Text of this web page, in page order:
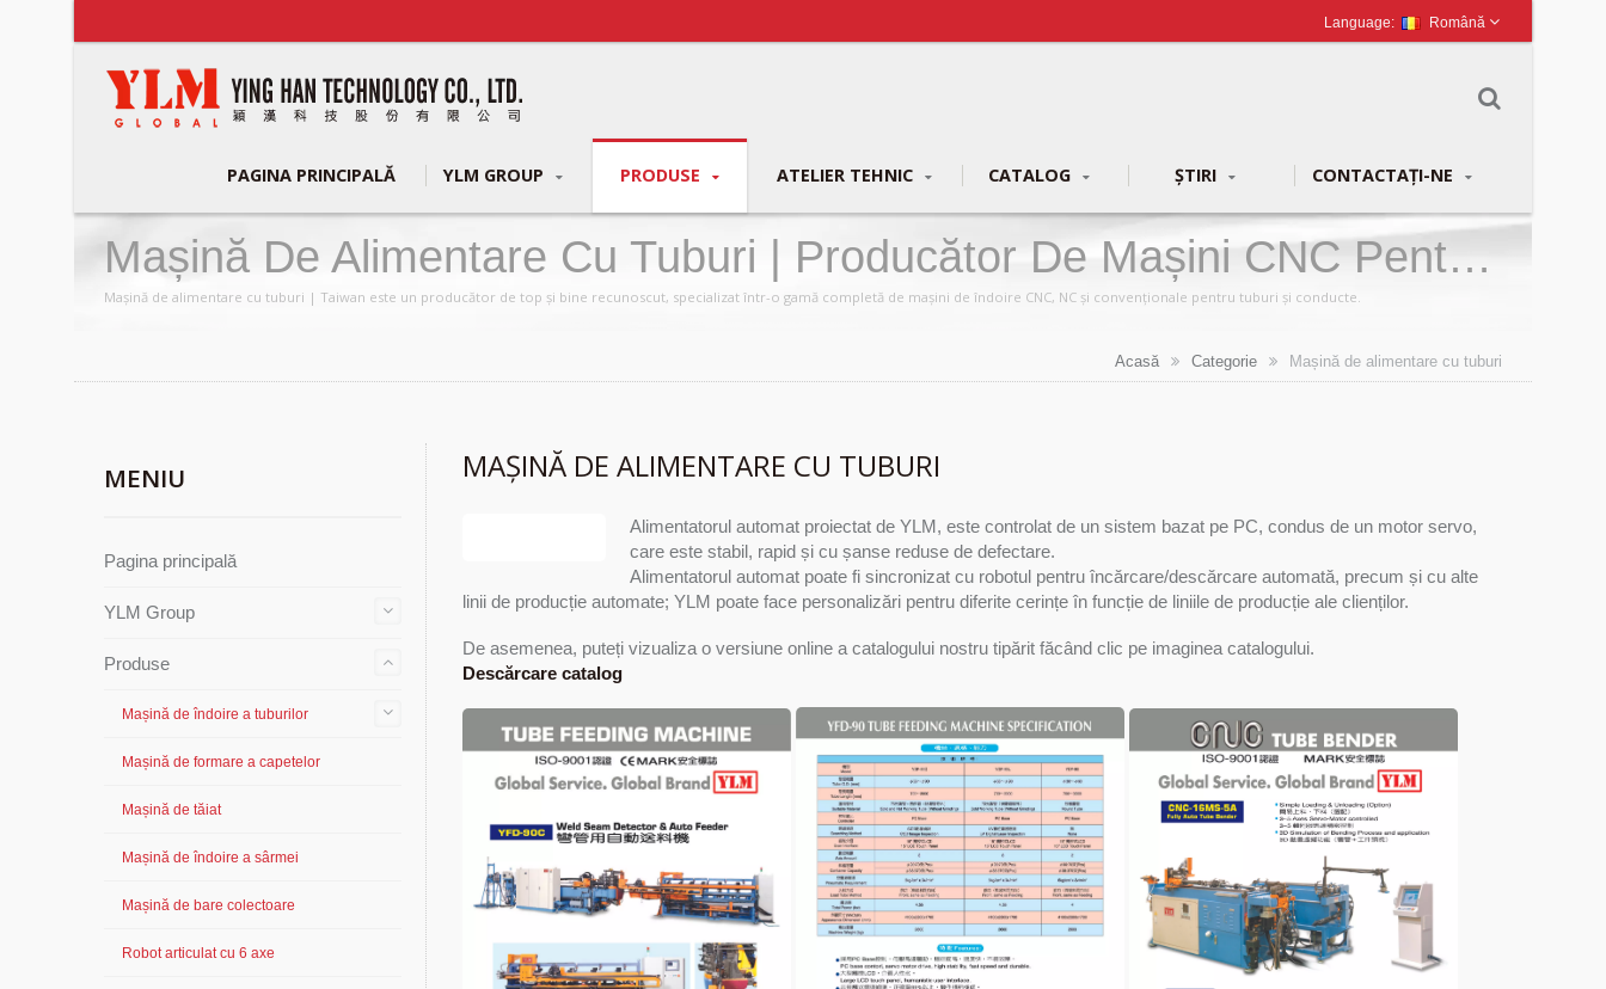
Română
PAGINA PRINCIPALĂ YLM GROUP PRODUSE ATELIER TEHNIC CATALOG ȘTIRI CONTACTAȚI-NE
Mașină De Alimentare Cu Tuburi | Producător De Mașini CNC Pentru
Tuburi Și Țevi Metalice | YLM Group
Mașină de alimentare cu tuburi | Taiwan este un producător de top și bine recunoscut, specializat într-o gamă completă de mașini de îndoire CNC, NC și convenționale pentru tuburi și conducte.
Acasă Categorie Mașină de alimentare cu tuburi
MENIU
Pagina principală
YLM Group
Produse
Mașină de îndoire a tuburilor
Mașină de formare a capetelor
Mașină de tăiat
Mașină de îndoire a sârmei
Mașină de bare colectoare
Robot articulat cu 6 axe
MAȘINĂ DE ALIMENTARE CU TUBURI
Alimentatorul automat proiectat de YLM, este controlat de un sistem bazat pe PC, condus de un motor servo,
care este stabil, rapid și cu șanse reduse de defectare.
Alimentatorul automat poate fi sincronizat cu robotul pentru încărcare/descărcare automată, precum și cu alte
linii de producție automate; YLM poate face personalizări pentru diferite cerințe în funcție de liniile de producție ale clienților.
De asemenea, puteți vizualiza o versiune online a catalogului nostru tipărit făcând clic pe imaginea catalogului.
Descărcare catalog